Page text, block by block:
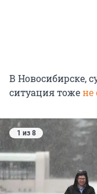
В Новосибирске,
ситуация тожене
1 из 8